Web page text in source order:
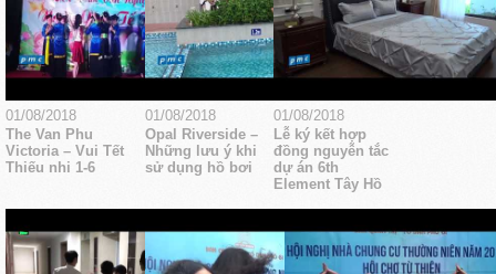
01/08/2018
The Van Phu
Victoria – Vui Tết
Thiếu nhi 1-6
01/08/2018
Opal Riverside –
Những lưu ý khi
sử dụng hồ bơi
01/08/2018
Lễ ký kết hợp
đồng nguyễn tắc
dự án 6th
Element Tây Hồ